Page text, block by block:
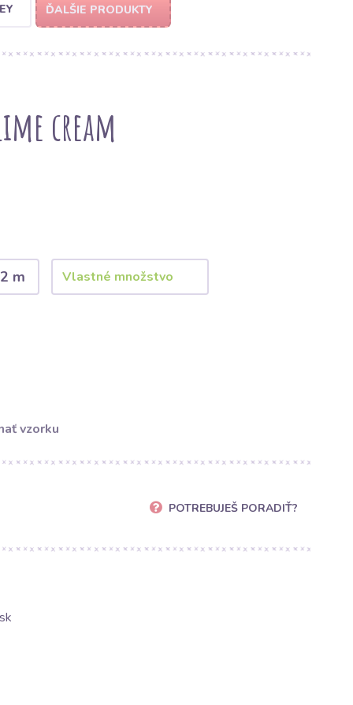
ĎALŠIE PRODUKTY
cream
2 m
vzorku
POTREBUJEŠ PORADIŤ?